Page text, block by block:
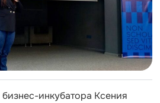
инкубатора Ксения